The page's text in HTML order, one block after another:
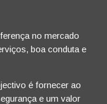
no mercado
boa conduta e
é fornecer ao
e um valor